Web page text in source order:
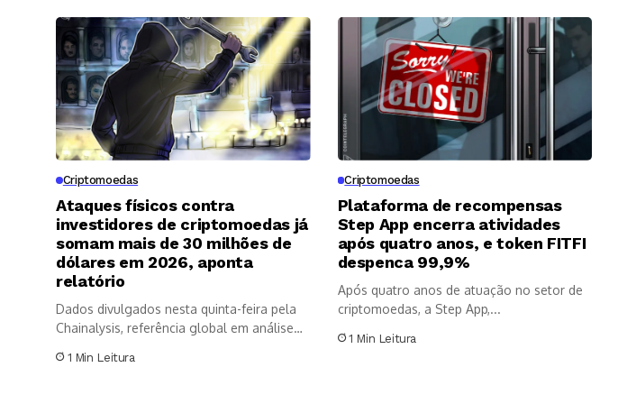
Criptomoedas
Ataques físicos contra
investidores de criptomoedas já
somam mais de 30 milhões de
dólares em 2026, aponta
relatório
Dados divulgados nesta quinta-feira pela
Chainalysis, referência global em análise
1 Min Leitura
Criptomoedas
Plataforma de recompensas
Step App encerra atividades
após quatro anos, e token FITFI
despenca 99,9%
Após quatro anos de atuação no setor de
criptomoedas, a Step App,...
1 Min Leitura